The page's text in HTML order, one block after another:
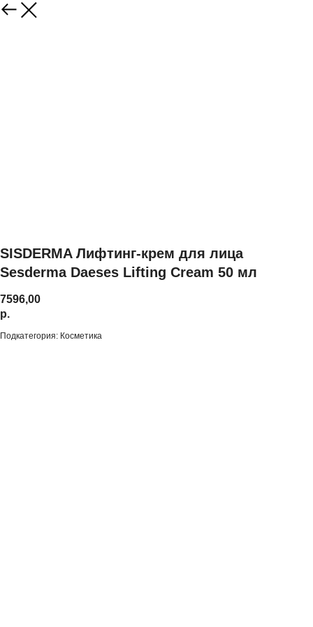
SISDERMA Лифтинг-крем для лица
Sesderma Daeses Lifting Cream 50 мл
7596,00
р.
Подкатегория: Косметика